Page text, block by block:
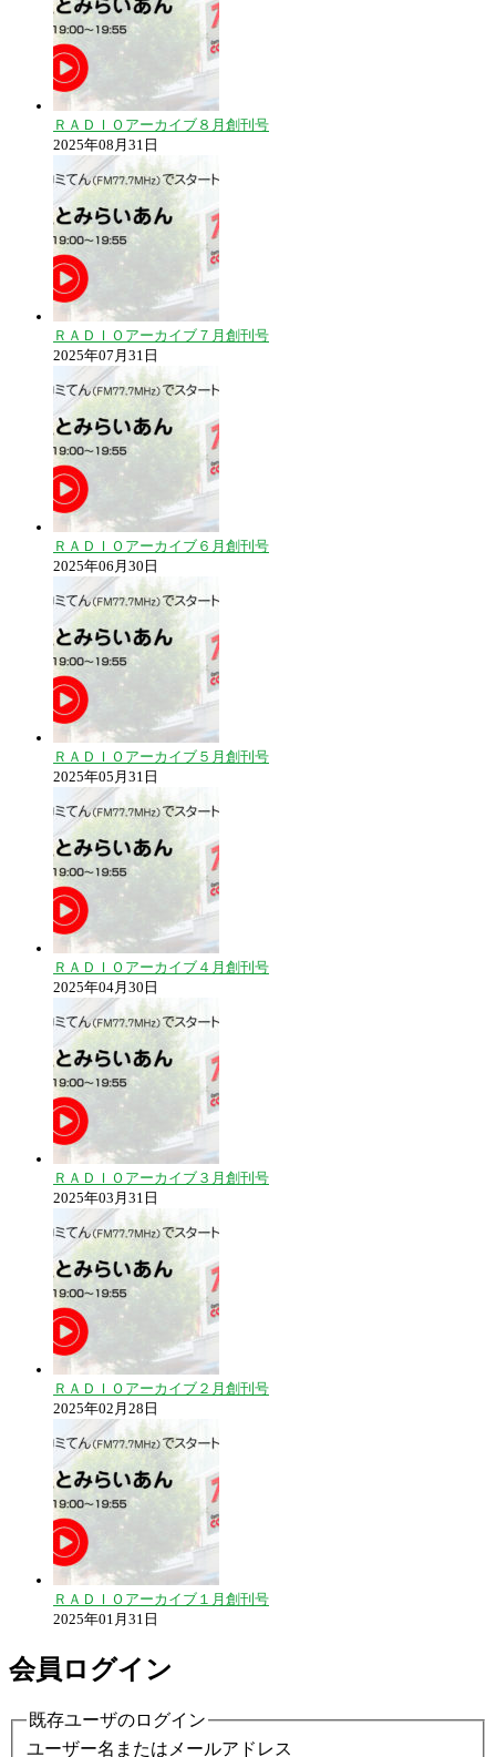
ＲＡＤＩＯアーカイブ８月創刊号
2025年08月31日
ＲＡＤＩＯアーカイブ７月創刊号
2025年07月31日
ＲＡＤＩＯアーカイブ６月創刊号
2025年06月30日
ＲＡＤＩＯアーカイブ５月創刊号
2025年05月31日
ＲＡＤＩＯアーカイブ４月創刊号
2025年04月30日
ＲＡＤＩＯアーカイブ３月創刊号
2025年03月31日
ＲＡＤＩＯアーカイブ２月創刊号
2025年02月28日
ＲＡＤＩＯアーカイブ１月創刊号
2025年01月31日
会員ログイン
既存ユーザのログイン
ユーザー名またはメールアドレス